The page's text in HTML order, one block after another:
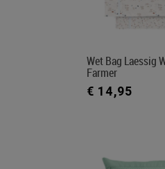
Wet Bag Laessig
Farmer
€ 14,95